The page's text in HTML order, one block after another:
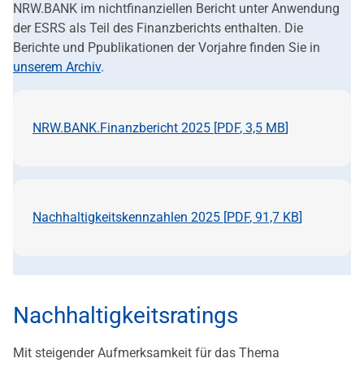
NRW.BANK im nichtfinanziellen Bericht unter Anwendung
der ESRS als Teil des Finanzberichts enthalten. Die
Berichte und Ppublikationen der Vorjahre finden Sie in
unserem Archiv.
NRW.BANK.Finanzbericht 2025 [PDF, 3,5 MB]
Nachhaltigkeitskennzahlen 2025 [PDF, 91,7 KB]
Nachhaltigkeitsratings
Mit steigender Aufmerksamkeit für das Thema